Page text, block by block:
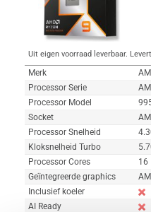
Uit eigen voorraad leverbaar.
Merk
Processor Serie
Processor Model
Socket
Processor Snelheid
Kloksnelheid Turbo
Processor Cores
16
Geïntegreerde graphics
Inclusief koeler
AI Ready